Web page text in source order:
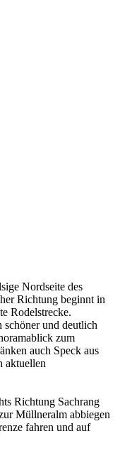
Nordseite des
Richtung beginnt in
Rodelstrecke.
und deutlich
zum
auch Speck aus
aktuellen
Richtung Sachrang
Müllneralm abbiegen
fahren und auf